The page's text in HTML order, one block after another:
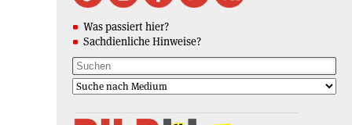
Was passiert hier?
Sachdienliche Hinweise?